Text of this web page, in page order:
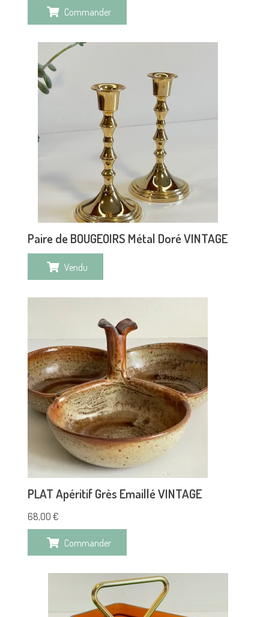
Commander
Paire de BOUGEOIRS Métal Doré VINTAGE
Vendu
PLAT Apéritif Grès Emaillé VINTAGE
68,00 €
Commander